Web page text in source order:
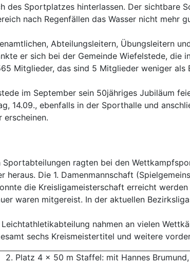
des Sportplatzes hinterlassen. Der sichtbare
nach Regenfällen das Wasser nicht mehr
Abteilungsleitern, Übungsleitern
er sich bei der Gemeinde Wiefelstede,
Mitglieder, das sind 5 Mitglieder weniger als
im September sein 50jähriges Jubiläum
14.09., ebenfalls in der Sporthalle und
erscheinen.
Sportabteilungen ragten bei den
heraus. Die 1. Damenmannschaft
die Kreisligameisterschaft erreicht
waren mitgereist. In der aktuellen
nahmen an vielen
sechs Kreismeistertitel und weitere
2. Platz 4 x 50 m Staffel: mit Hannes